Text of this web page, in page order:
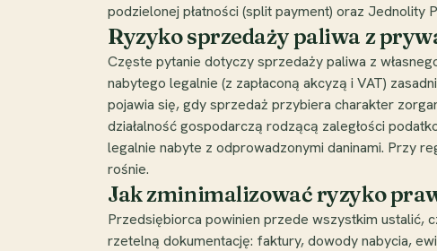
podzielonej płatności (split payment) oraz Jednolity
Ryzyko sprzedaży paliwa z
Częste pytanie dotyczy sprzedaży paliwa z
nabytego legalnie (z zapłaconą akcyzą i VAT)
pojawia się, gdy sprzedaż przybiera charakter
działalność gospodarczą rodzącą zaległości
legalnie nabyte z odprowadzonymi daninami. Przy
rośnie.
Jak zminimalizować ryzyko
Przedsiębiorca powinien przede wszystkim ustalić,
rzetelną dokumentację: faktury, dowody nabycia,